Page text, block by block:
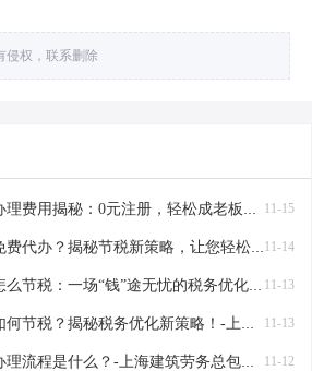
侵权，联系删除
11-15
：0元注册，轻松成老板！-上海建筑劳务总包办理费用
11-14
节税新策略，让您轻松成老板！-上海建筑劳务总包免费代办吗？
11-13
场“钱”途无忧的税务优化之旅-上海建筑劳务总包怎么节税
11-13
揭秘税务优化新策略！-上海建筑劳务总包如何节税
11-12
是什么？-上海建筑劳务总包办理流程是什么